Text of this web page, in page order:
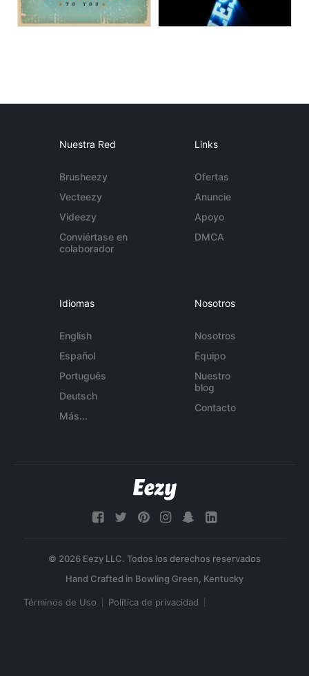
Nuestra Red
Brusheezy
Vecteezy
Videezy
Conviértase en
colaborador
Links
Ofertas
Anuncie
Apoyo
DMCA
Idiomas
English
Español
Português
Deutsch
Más...
Nosotros
Nosotros
Equipo
Nuestro
blog
Contacto
© 2026 Eezy LLC. Todos los derechos reservados
Términos de Uso Política de privacidad